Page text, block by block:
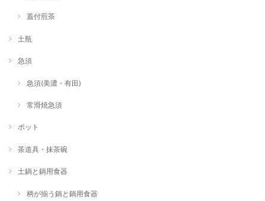
蓋付煎茶
土瓶
急須
急須(美濃・有田)
常滑焼急須
ポット
茶道具・抹茶碗
土鍋と鍋用食器
柄が揃う鍋と鍋用食器